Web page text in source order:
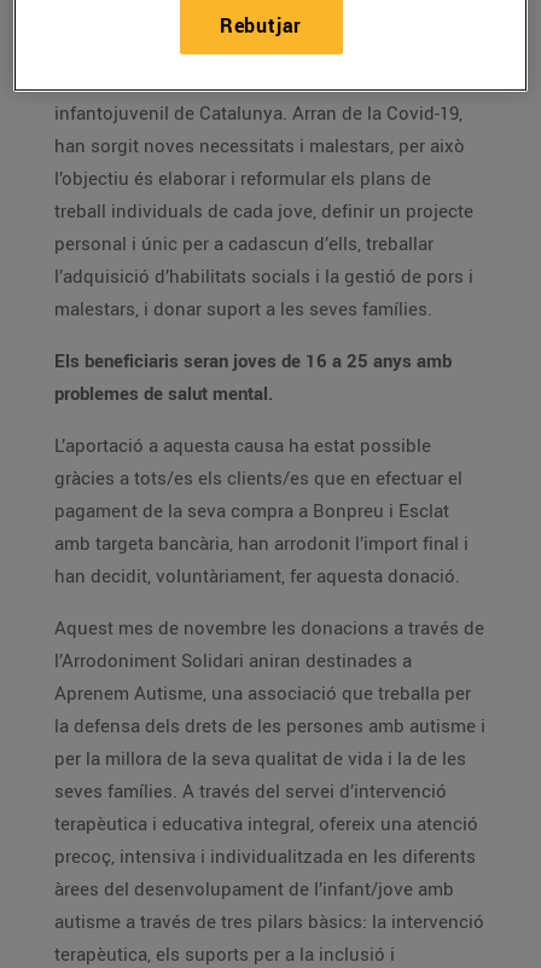
L’import recaptat es destinarà a projectes de Salut
infantojuvenil de Catalunya. Arran de la Covid-19,
han sorgit noves necessitats i malestars, per això
l’objectiu és elaborar i reformular els plans de
treball individuals de cada jove, definir un projecte
personal i únic per a cadascun d’ells, treballar
l’adquisició d’habilitats socials i la gestió de pors i
malestars, i donar suport a les seves famílies.
Els beneficiaris seran joves de 16 a 25 anys amb
problemes de salut mental.
L’aportació a aquesta causa ha estat possible
gràcies a tots/es els clients/es que en efectuar el
pagament de la seva compra a Bonpreu i Esclat
amb targeta bancària, han arrodonit l’import final i
han decidit, voluntàriament, fer aquesta donació.
Aquest mes de novembre les donacions a través de
l’Arrodoniment Solidari aniran destinades a
Aprenem Autisme, una associació que treballa per
la defensa dels drets de les persones amb autisme i
per la millora de la seva qualitat de vida i la de les
seves famílies. A través del servei d’intervenció
terapèutica i educativa integral, ofereix una atenció
precoç, intensiva i individualitzada en les diferents
àrees del desenvolupament de l’infant/jove amb
autisme a través de tres pilars bàsics: la intervenció
terapèutica, els suports per a la inclusió i
Rebutjar